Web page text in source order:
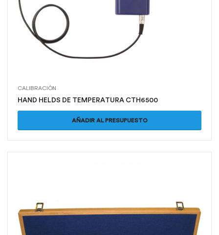
CALIBRACIÓN
HAND HELDS DE TEMPERATURA CTH6500
AÑADIR AL PRESUPUESTO